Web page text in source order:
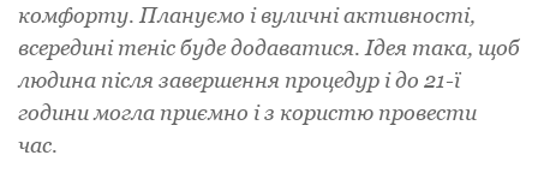
комфорту. Плануємо і вуличні активності,
всередині теніс буде додаватися. Ідея така, щоб
людина після завершення процедур і до 21-ї
години могла приємно і з користю провести
час.